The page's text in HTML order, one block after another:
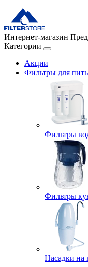
Интернет-магазин
Категории
Акции
Фильтры для
Фильтры
Фильтры
Насадки на